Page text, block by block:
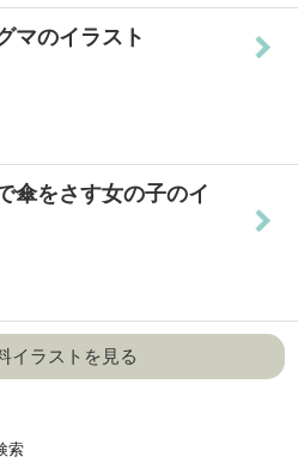
マのイラスト
傘をさす女の子のイ
イラストを見る
索